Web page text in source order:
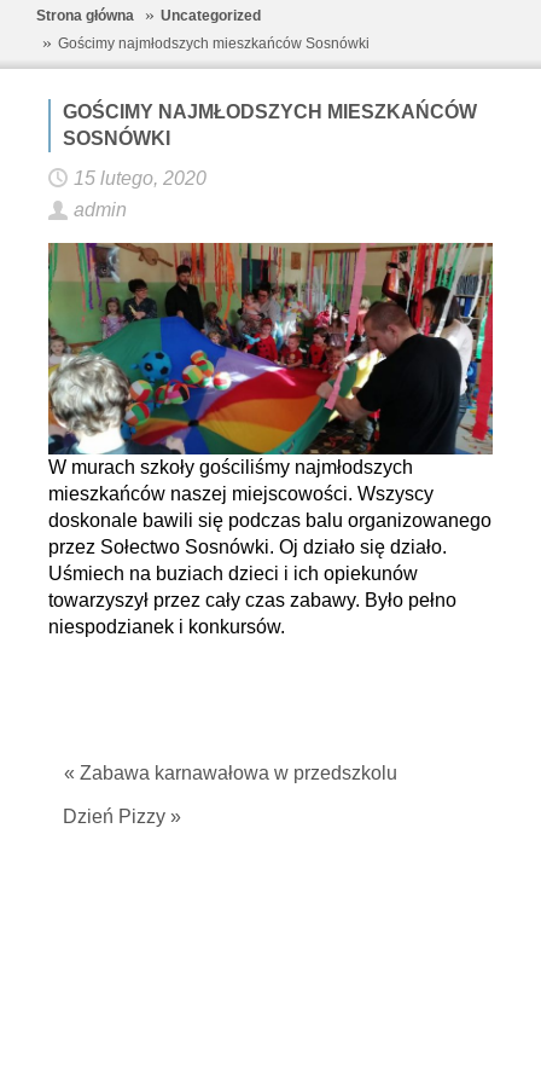
Strona główna
Uncategorized
Gościmy najmłodszych mieszkańców Sosnówki
GOŚCIMY NAJMŁODSZYCH MIESZKAŃCÓW
SOSNÓWKI
15 lutego, 2020
admin
W murach szkoły gościliśmy najmłodszych
mieszkańców naszej miejscowości. Wszyscy
doskonale bawili się podczas balu organizowanego
przez Sołectwo Sosnówki. Oj działo się działo.
Uśmiech na buziach dzieci i ich opiekunów
towarzyszył przez cały czas zabawy. Było pełno
niespodzianek i konkursów.
« Zabawa karnawałowa w przedszkolu
Dzień Pizzy »